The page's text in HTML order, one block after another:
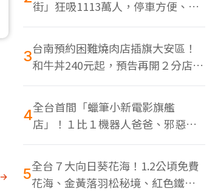
街」狂吸1113萬人，停車方便、特
色美食多
3台南預約困難燒肉店插旗大安區！
和牛丼240元起，預告再開２分店、
地點曝光
4全台首間「蠟筆小新電影旗艦
店」！１比１機器人爸爸、邪惡正
男，百款周邊買翻
5全台７大向日葵花海！1.2公頃免費
花海、金黃落羽松秘境、紅色鐵橋